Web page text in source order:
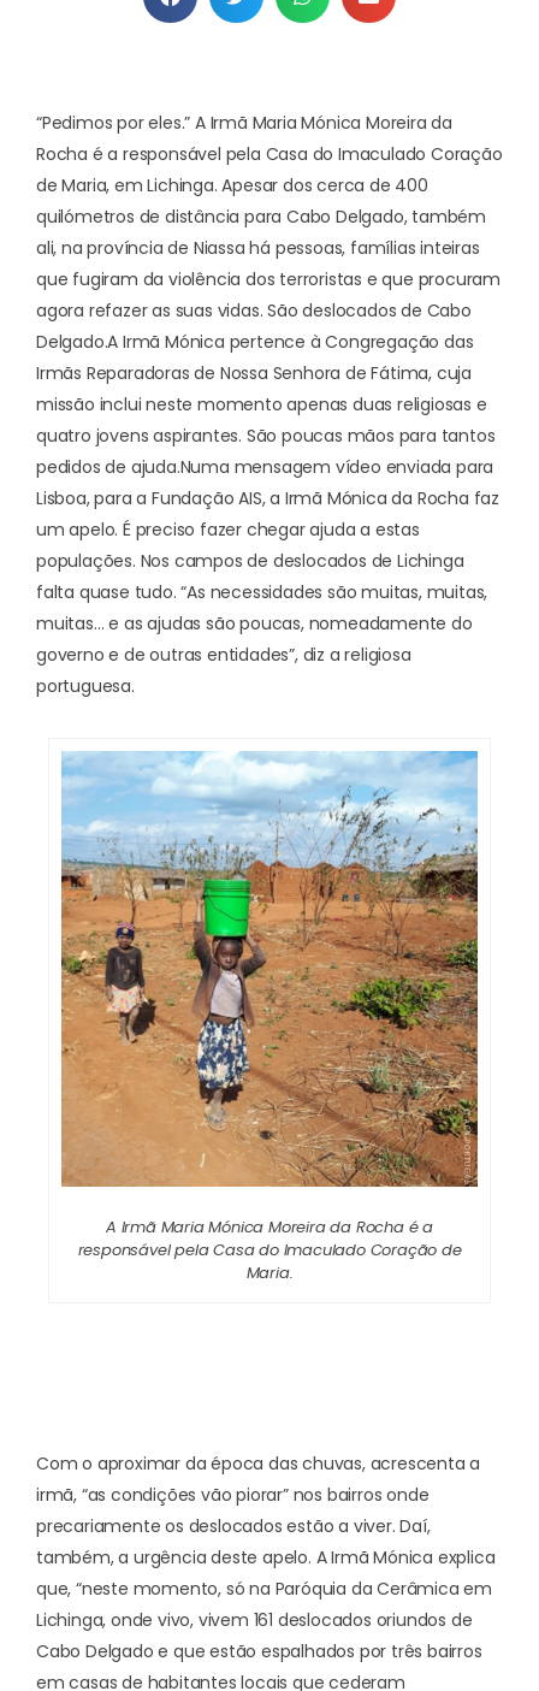
“Pedimos por eles.” A Irmã Maria Mónica Moreira da
Rocha é a responsável pela Casa do Imaculado Coração
de Maria, em Lichinga. Apesar dos cerca de 400
quilómetros de distância para Cabo Delgado, também
ali, na província de Niassa há pessoas, famílias inteiras
que fugiram da violência dos terroristas e que procuram
agora refazer as suas vidas. São deslocados de Cabo
Delgado.A Irmã Mónica pertence à Congregação das
Irmãs Reparadoras de Nossa Senhora de Fátima, cuja
missão inclui neste momento apenas duas religiosas e
quatro jovens aspirantes. São poucas mãos para tantos
pedidos de ajuda.Numa mensagem vídeo enviada para
Lisboa, para a Fundação AIS, a Irmã Mónica da Rocha faz
um apelo. É preciso fazer chegar ajuda a estas
populações. Nos campos de deslocados de Lichinga
falta quase tudo. “As necessidades são muitas, muitas,
muitas… e as ajudas são poucas, nomeadamente do
governo e de outras entidades”, diz a religiosa
portuguesa.
A Irmã Maria Mónica Moreira da Rocha é a
responsável pela Casa do Imaculado Coração de
Maria.
Com o aproximar da época das chuvas, acrescenta a
irmã, “as condições vão piorar” nos bairros onde
precariamente os deslocados estão a viver. Daí,
também, a urgência deste apelo. A Irmã Mónica explica
que, “neste momento, só na Paróquia da Cerâmica em
Lichinga, onde vivo, vivem 161 deslocados oriundos de
Cabo Delgado e que estão espalhados por três bairros
em casas de habitantes locais que cederam